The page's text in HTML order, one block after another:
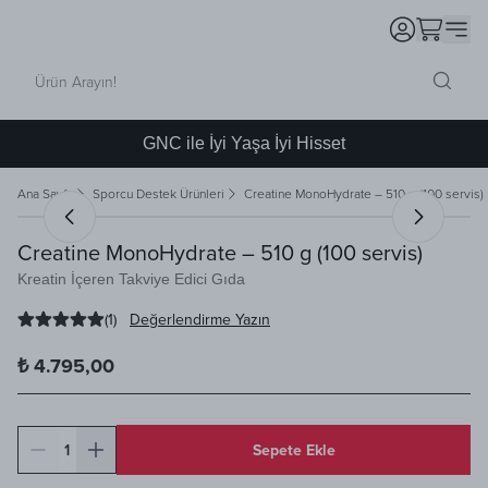
GNC ile İyi Yaşa İyi Hisset
Ana Sayfa Sporcu Destek Ürünleri Creatine MonoHydrate – 510 g (100 servis)
Creatine MonoHydrate – 510 g (100 servis)
Kreatin İçeren Takviye Edici Gıda
(1) Değerlendirme Yazın
₺ 4.795,00
1 Sepete Ekle